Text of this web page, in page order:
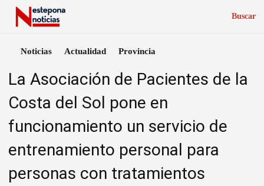
Buscar
Noticias Actualidad Provincia
La Asociación de Pacientes de la
Costa del Sol pone en
funcionamiento un servicio de
entrenamiento personal para
personas con tratamientos